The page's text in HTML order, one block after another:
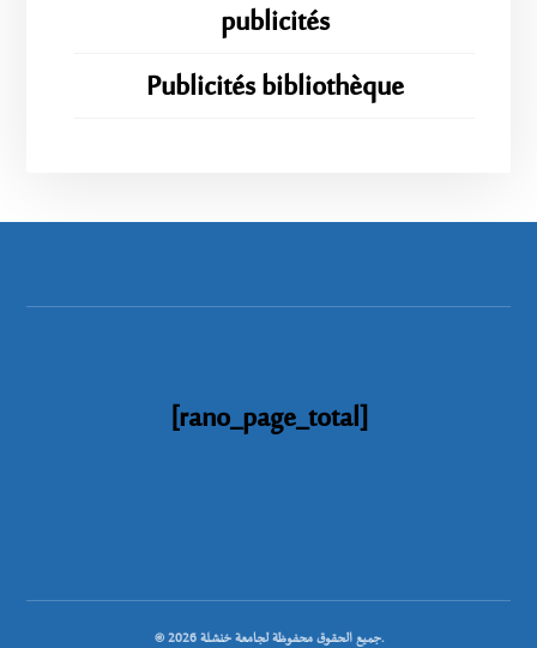
publicités
Publicités bibliothèque
[rano_page_total]
© جميع الحقوق محفوظة لجامعة خنشلة 2026.